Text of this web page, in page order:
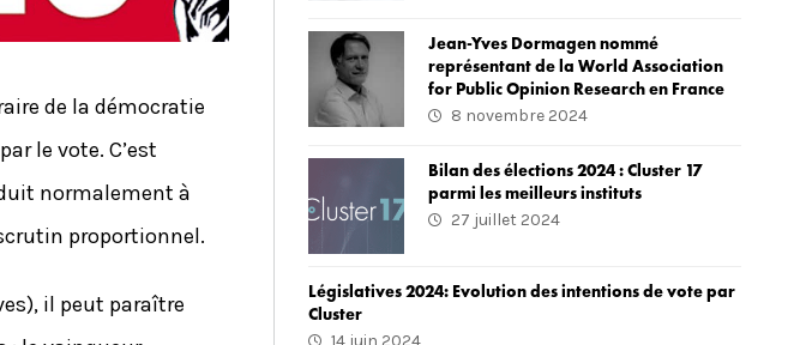
de la démocratie
le vote. C’est
normalement à
proportionnel.
il peut paraître
Jean-Yves Dormagen nommé
représentant de la World Association
for Public Opinion Research en France
8 novembre 2024
Bilan des élections 2024 : Cluster 17
parmi les meilleurs instituts
27 juillet 2024
Législatives 2024: Evolution des intentions de vote par
Cluster
14 juin 2024